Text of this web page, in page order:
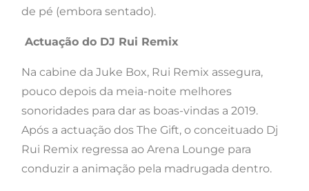
de pé (embora sentado).
Actuação do DJ Rui Remix
Na cabine da Juke Box, Rui Remix assegura,
pouco depois da meia-noite melhores
sonoridades para dar as boas-vindas a 2019.
Após a actuação dos The Gift, o conceituado Dj
Rui Remix regressa ao Arena Lounge para
conduzir a animação pela madrugada dentro.